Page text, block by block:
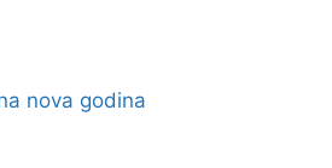
nova godina